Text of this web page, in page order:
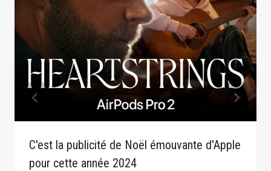
C'est la publicité de Noël émouvante d'Apple
pour cette année 2024